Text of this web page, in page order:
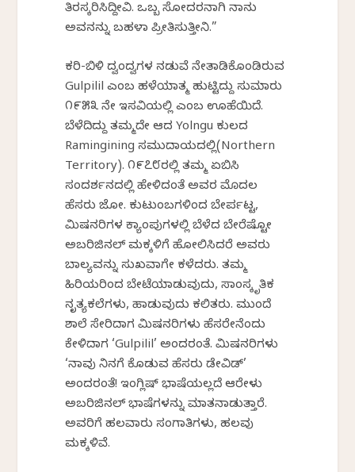
ತಿರಸ್ಕರಿಸಿದ್ದೀವಿ. ಒಬ್ಬ ಸೋದರನಾಗಿ ನಾನು
ಅವನನ್ನು ಬಹಳಾ ಪ್ರೀತಿಸುತ್ತೀನಿ.”
ಕರಿ-ಬಿಳಿ ದ್ವಂದ್ವಗಳ ನಡುವೆ ನೇತಾಡಿಕೊಂಡಿರುವ
Gulpilil ಎಂಬ ಹಳೆಯಾತ್ಮ ಹುಟ್ಟಿದ್ದು ಸುಮಾರು
೧೯೫೩ ನೇ ಇಸವಿಯಲ್ಲಿ ಎಂಬ ಊಹೆಯಿದೆ.
ಬೆಳೆದಿದ್ದು ತಮ್ಮದೇ ಆದ Yolngu ಕುಲದ
Ramingining ಸಮುದಾಯದಲ್ಲಿ(Northern
Territory). ೧೯೭೮ರಲ್ಲಿ ತಮ್ಮ ಏಬಿಸಿ
ಸಂದರ್ಶನದಲ್ಲಿ ಹೇಳಿದಂತೆ ಅವರ ಮೊದಲ
ಹೆಸರು ಜೋ. ಕುಟುಂಬಗಳಿಂದ ಬೇರ್ಪಟ್ಟ,
ಮಿಷನರಿಗಳ ಕ್ಯಾಂಪುಗಳಲ್ಲಿ ಬೆಳೆದ ಬೇರೆಷ್ಟೋ
ಅಬರಿಜಿನಲ್ ಮಕ್ಕಳಿಗೆ ಹೋಲಿಸಿದರೆ ಅವರು
ಬಾಲ್ಯವನ್ನು ಸುಖವಾಗೇ ಕಳೆದರು. ತಮ್ಮ
ಹಿರಿಯರಿಂದ ಬೇಟೆಯಾಡುವುದು, ಸಾಂಸ್ಕೃತಿಕ
ನೃತ್ಯಕಲೆಗಳು, ಹಾಡುವುದು ಕಲಿತರು. ಮುಂದೆ
ಶಾಲೆ ಸೇರಿದಾಗ ಮಿಷನರಿಗಳು ಹೆಸರೇನೆಂದು
ಕೇಳಿದಾಗ ‘Gulpilil’ ಅಂದರಂತೆ. ಮಿಷನರಿಗಳು
‘ನಾವು ನಿನಗೆ ಕೊಡುವ ಹೆಸರು ಡೇವಿಡ್’
ಅಂದರಂತೆ! ಇಂಗ್ಲಿಷ್ ಭಾಷೆಯಲ್ಲದೆ ಆರೇಳು
ಅಬರಿಜಿನಲ್ ಭಾಷೆಗಳನ್ನು ಮಾತನಾಡುತ್ತಾರೆ.
ಅವರಿಗೆ ಹಲವಾರು ಸಂಗಾತಿಗಳು, ಹಲವು
ಮಕ್ಕಳಿವೆ.